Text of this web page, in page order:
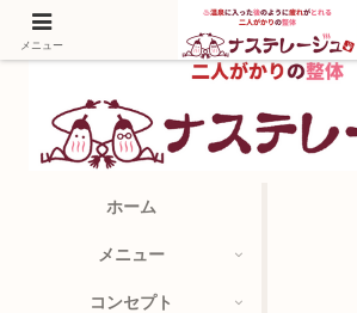
ホーム
メニュー
コンセプト
メニュー